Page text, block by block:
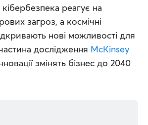
реагує на
загроз, а космічні
нові можливості для
дослідження McKinsey
змінять бізнес до 2040